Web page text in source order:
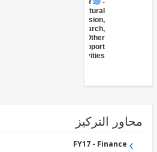
Agricultural
Extension,
Research,
and Other
Activities
التركيز
FY17 - Finance